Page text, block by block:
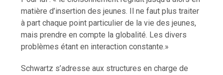
matière d’insertion des jeunes. Il ne faut plus traiter
à part chaque point particulier de la vie des jeunes,
mais prendre en compte la globalité. Les divers
problèmes étant en interaction constante.»
Schwartz s’adresse aux structures en charge de